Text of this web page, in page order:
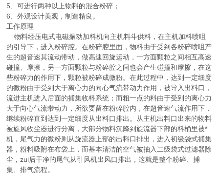
5、可进行两种以上物料的混合粉碎；
6、外观设计美观，制造精良。
工作原理
物料经压电式电磁振动加料机向主机料斗供料，在主机加料喷咀
的引导下，进入粉碎腔。在粉碎腔里面，物料由于受到各粉碎喷咀产
生的超音速其流动带动，做高速回旋运动，一方面颗粒之间相互高速
碰撞、摩擦，另一方面颗粒与粉碎腔之间也会产生碰撞和摩擦，在这
些粉碎力的作用下，颗粒被粉碎成微粉。在此过程中，达到一定细度
的微粉由于受到大于离心力的向心气流带动力作用，被导入出料口，
流进主机进入后面的捕集收料系统；而粗一点的料由于受到的离心力
大于向心气流带动力，所欲要留在粉碎腔内，在超音速气流作用下，
继续粉碎直到达到一定细度从出料口排出。从主机出料口出来的物料
被旋风收尘器进行分离，大部分物料沉降到旋流器下部的料桶里被*
机，尾气力的微粉则从旋流器上部的出料口排出，进入初级袋式捕集
器，粉料吸附在布袋上，而基本清洁的空气被抽入二级袋式过滤器除
尘，zui后干净的尾气从引风机出风口排出，这就是整个粉碎、捕
集、排气流程。